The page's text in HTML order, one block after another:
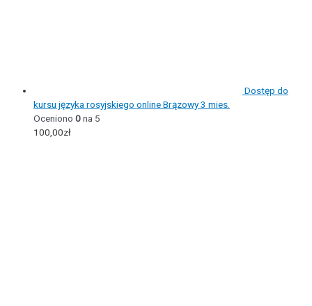
Dostęp do
kursu języka rosyjskiego online Brązowy 3 mies.
Oceniono 0na 5
100,00zł